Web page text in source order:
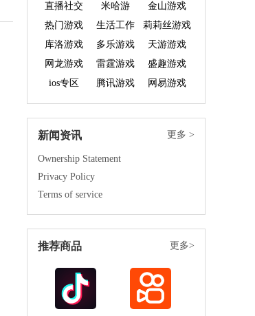
直播社交 米哈游
金山游戏
热门游戏
生活工作
莉莉丝游戏
库洛游戏
多乐游戏
天游游戏
网龙游戏
雷霆游戏
盛趣游戏
ios专区
腾讯游戏 网易游戏
新闻资讯 更多 >
Ownership Statement
Privacy Policy
Terms of service
推荐商品 更多>